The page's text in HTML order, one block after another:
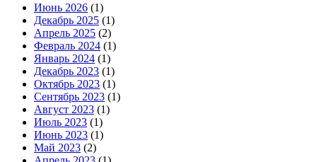
Июнь 2026 (1)
Декабрь 2025 (1)
Апрель 2025 (2)
Февраль 2024 (1)
Январь 2024 (1)
Декабрь 2023 (1)
Октябрь 2023 (1)
Сентябрь 2023 (1)
Август 2023 (1)
Июль 2023 (1)
Июнь 2023 (1)
Май 2023 (2)